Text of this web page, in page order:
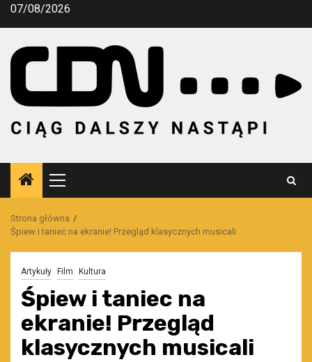
Przejdź
07/08/2026
Menu
główne
Strona główna
Śpiew i taniec na ekranie! Przegląd klasycznych musicali
Artykuły Film Kultura
Śpiew i taniec na
ekranie! Przegląd
klasycznych musicali